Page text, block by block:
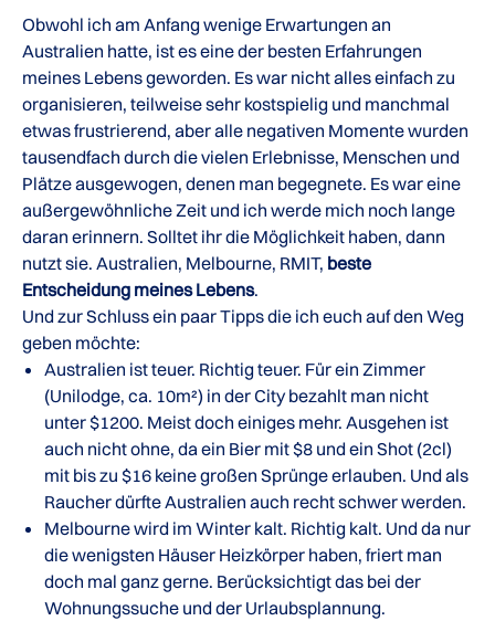
Obwohl ich am Anfang wenige Erwartungen an
Australien hatte, ist es eine der besten Erfahrungen
meines Lebens geworden. Es war nicht alles einfach zu
organisieren, teilweise sehr kostspielig und manchmal
etwas frustrierend, aber alle negativen Momente wurden
tausendfach durch die vielen Erlebnisse, Menschen und
Plätze ausgewogen, denen man begegnete. Es war eine
außergewöhnliche Zeit und ich werde mich noch lange
daran erinnern. Solltet ihr die Möglichkeit haben, dann
nutzt sie. Australien, Melbourne, RMIT, beste
Entscheidung meines Lebens.
Und zur Schluss ein paar Tipps die ich euch auf den Weg
geben möchte:
Australien ist teuer. Richtig teuer. Für ein Zimmer
(Unilodge, ca. 10m²) in der City bezahlt man nicht
unter $1200. Meist doch einiges mehr. Ausgehen ist
auch nicht ohne, da ein Bier mit $8 und ein Shot (2cl)
mit bis zu $16 keine großen Sprünge erlauben. Und als
Raucher dürfte Australien auch recht schwer werden.
Melbourne wird im Winter kalt. Richtig kalt. Und da nur
die wenigsten Häuser Heizkörper haben, friert man
doch mal ganz gerne. Berücksichtigt das bei der
Wohnungssuche und der Urlaubsplannung.